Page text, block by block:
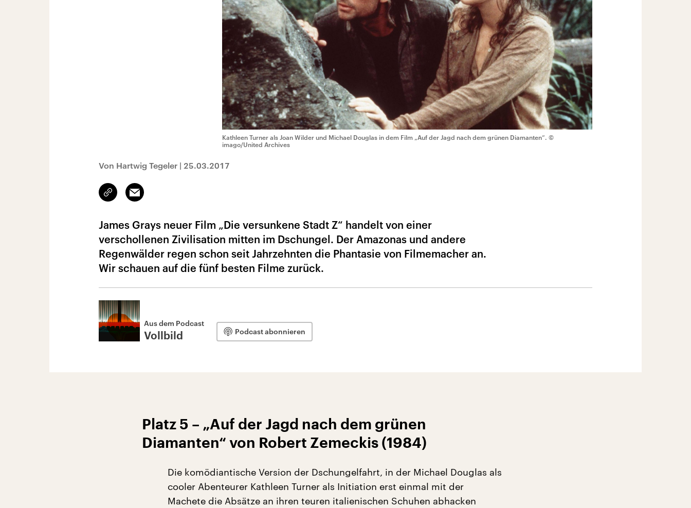
Kathleen Turner als Joan Wilder und Michael Douglas in dem Film „Auf der Jagd nach dem grünen Diamanten“. ©
imago/United Archives
Von Hartwig Tegeler | 25.03.2017
Link
kopieren/teilen
Email
James Grays neuer Film „Die versunkene Stadt Z“ handelt von einer
verschollenen Zivilisation mitten im Dschungel. Der Amazonas und andere
Regenwälder regen schon seit Jahrzehnten die Phantasie von Filmemacher an.
Wir schauen auf die fünf besten Filme zurück.
Aus dem Podcast
Vollbild Podcast abonnieren
Platz 5 – „Auf der Jagd nach dem grünen
Diamanten“ von Robert Zemeckis (1984)
Die komödiantische Version der Dschungelfahrt, in der Michael Douglas als
cooler Abenteurer Kathleen Turner als Initiation erst einmal mit der
Machete die Absätze an ihren teuren italienischen Schuhen abhacken